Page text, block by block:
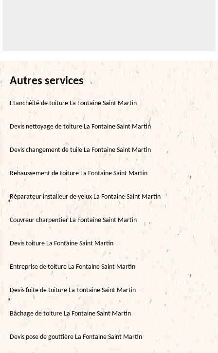
Autres services
Etanchéité de toiture La Fontaine Saint Martin
Devis nettoyage de toiture La Fontaine Saint Martin
Devis changement de tuile La Fontaine Saint Martin
Rehaussement de toiture La Fontaine Saint Martin
Réparateur installeur de velux La Fontaine Saint Martin
Couvreur charpentier La Fontaine Saint Martin
Devis toiture La Fontaine Saint Martin
Entreprise de toiture La Fontaine Saint Martin
Devis fuite de toiture La Fontaine Saint Martin
Bâchage de toiture La Fontaine Saint Martin
Devis pose de gouttière La Fontaine Saint Martin